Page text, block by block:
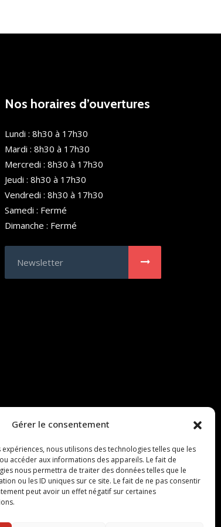
Gérer le consentement
nous utilisons des technologies telles que les
accéder aux informations des appareils. Le fait de
nous permettra de traiter des données telles que le
ou les ID uniques sur ce site. Le fait de ne pas consentir
peut avoir un effet négatif sur certaines
Nos horaires d’ouvertures
Lundi : 8h30 à 17h30
Mardi : 8h30 à 17h30
Mercredi : 8h30 à 17h30
Jeudi : 8h30 à 17h30
Vendredi : 8h30 à 17h30
Samedi : Fermé
Dimanche : Fermé